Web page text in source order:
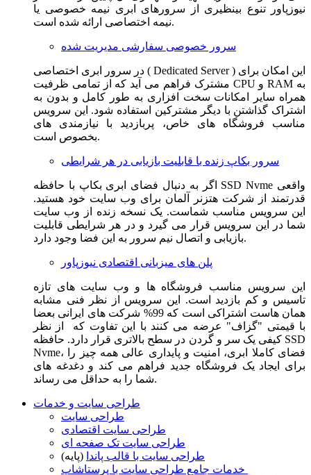
نیوزپاور تنوع بینظیری از سرورهای ابری نیمه خصوصی یا
نیمه اختصاصی ارائه شده است.
سرور خصوصی سفارشی مدیریت شده
در سرور ابری اختصاصی ( Dedicated Server ) این امکان برای
مشترک فراهم می آید که از تمامی ظرفیت CPU و RAM به
همراه سایر امکانات سخت افزاری به طور کامل و بدون به
اشتراک گذاشتن با دیگر مشترکین استفاده شود. این سرویس
مناسب فروشگاه های خاص، پربازدید با نیازمندی های
بخصوص است.
سرور بکاپ زنده با قابلیت بازیابی در هر شرایطی
اگر به دنبال فضای ابری بکاپ با حافظه SSD Nvme واقعی
قدرتمند از شرکت هتزنر آلمان برای وب سایت خود هستید.
این سرویس مناسب شماست. یک نسخه زنده از وب سایت
شما در این سرویس قرار می گیرد و در هر شرایطی قابلیت
بازیابی و اتصال نیم سرور به این فضا وجود دارد.
پلن های میزبانی اقتصادی نیوزپاور
این سرویس مناسب فروشگاه ها و وب سایت های تازه
تاسیس و کم بازدید است. این سرویس از نظر فنی مشابه
همان هاست اشتراکی است که 99% شرکت های ایرانی بعضا
با قیمتی "گزاف" عرضه می کنند با این تفاوت که از نظر
کیفی یک سر و گردن در سطح بالاتری قرار دارد. حافظه SSD
Nvme، فضای کاملا ابری، امنیت و پایداری عالی همه چیز را
برای ایجاد یک فروشگاه جدید فراهم می کند و دغدغه های
شما را به حداقل می رساند.
طراحی سایت و خدمات
طراحی سایت
طراحی سایت اقتصادی
طراحی سایت تک صفحه ای
طراحی سایت با قالب پاندا (پایه)